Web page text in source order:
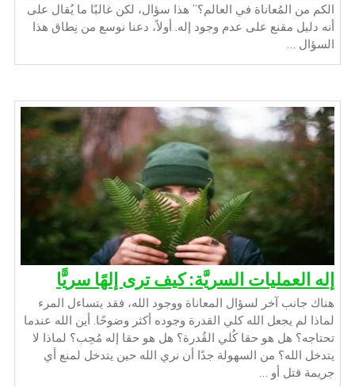
الكم من المُعاناة في العالم؟” هذا سؤال، لكن غالبًا ما يُقال على
أنه دليل مقنع على عدم وجود إله. أولاً، دعنا نوسع من نِطاق هذا
السؤال …
إله العمليات السريَّة: كيف ترى إلهًا سريًّا
هناك جانب آخر لسؤال المعاناة ووجود الله، فقد يتساءل المرء
لماذا لم يجعل الله كلي القدرة وجوده أكثر وضوحًا. أين الله عندما
تحتاجه؟ هل هو حقا كُلي القُدرة؟ هل هو حقا إله مُحِب؟ لماذا لا
يتدخل الله؟ من السهولة جدًا أن نري الله حين يتدخل لمنع أي
جريمة قتل أو …